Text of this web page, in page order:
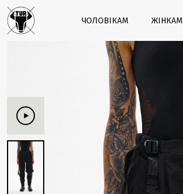
ЧОЛОВІКАМ ЖІНКАМ